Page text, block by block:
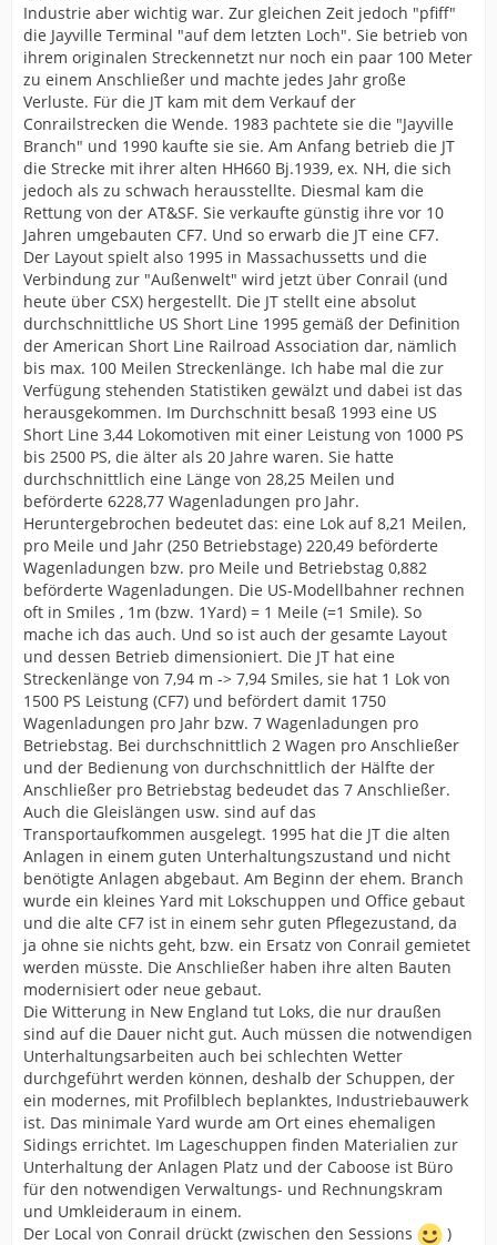
Industrie aber wichtig war. Zur gleichen Zeit jedoch "pfiff"
die Jayville Terminal "auf dem letzten Loch". Sie betrieb von
ihrem originalen Streckennetzt nur noch ein paar 100 Meter
zu einem Anschließer und machte jedes Jahr große
Verluste. Für die JT kam mit dem Verkauf der
Conrailstrecken die Wende. 1983 pachtete sie die "Jayville
Branch" und 1990 kaufte sie sie. Am Anfang betrieb die JT
die Strecke mit ihrer alten HH660 Bj.1939, ex. NH, die sich
jedoch als zu schwach herausstellte. Diesmal kam die
Rettung von der AT&SF. Sie verkaufte günstig ihre vor 10
Jahren umgebauten CF7. Und so erwarb die JT eine CF7.
Der Layout spielt also 1995 in Massachussetts und die
Verbindung zur "Außenwelt" wird jetzt über Conrail (und
heute über CSX) hergestellt. Die JT stellt eine absolut
durchschnittliche US Short Line 1995 gemäß der Definition
der American Short Line Railroad Association dar, nämlich
bis max. 100 Meilen Streckenlänge. Ich habe mal die zur
Verfügung stehenden Statistiken gewälzt und dabei ist das
herausgekommen. Im Durchschnitt besaß 1993 eine US
Short Line 3,44 Lokomotiven mit einer Leistung von 1000 PS
bis 2500 PS, die älter als 20 Jahre waren. Sie hatte
durchschnittlich eine Länge von 28,25 Meilen und
beförderte 6228,77 Wagenladungen pro Jahr.
Heruntergebrochen bedeutet das: eine Lok auf 8,21 Meilen,
pro Meile und Jahr (250 Betriebstage) 220,49 beförderte
Wagenladungen bzw. pro Meile und Betriebstag 0,882
beförderte Wagenladungen. Die US-Modellbahner rechnen
oft in Smiles , 1m (bzw. 1Yard) = 1 Meile (=1 Smile). So
mache ich das auch. Und so ist auch der gesamte Layout
und dessen Betrieb dimensioniert. Die JT hat eine
Streckenlänge von 7,94 m -> 7,94 Smiles, sie hat 1 Lok von
1500 PS Leistung (CF7) und befördert damit 1750
Wagenladungen pro Jahr bzw. 7 Wagenladungen pro
Betriebstag. Bei durchschnittlich 2 Wagen pro Anschließer
und der Bedienung von durchschnittlich der Hälfte der
Anschließer pro Betriebstag bedeudet das 7 Anschließer.
Auch die Gleislängen usw. sind auf das
Transportaufkommen ausgelegt. 1995 hat die JT die alten
Anlagen in einem guten Unterhaltungszustand und nicht
benötigte Anlagen abgebaut. Am Beginn der ehem. Branch
wurde ein kleines Yard mit Lokschuppen und Office gebaut
und die alte CF7 ist in einem sehr guten Pflegezustand, da
ja ohne sie nichts geht, bzw. ein Ersatz von Conrail gemietet
werden müsste. Die Anschließer haben ihre alten Bauten
modernisiert oder neue gebaut.
Die Witterung in New England tut Loks, die nur draußen
sind auf die Dauer nicht gut. Auch müssen die notwendigen
Unterhaltungsarbeiten auch bei schlechten Wetter
durchgeführt werden können, deshalb der Schuppen, der
ein modernes, mit Profilblech beplanktes, Industriebauwerk
ist. Das minimale Yard wurde am Ort eines ehemaligen
Sidings errichtet. Im Lageschuppen finden Materialien zur
Unterhaltung der Anlagen Platz und der Caboose ist Büro
für den notwendigen Verwaltungs- und Rechnungskram
und Umkleideraum in einem.
Der Local von Conrail drückt (zwischen den Sessions
)